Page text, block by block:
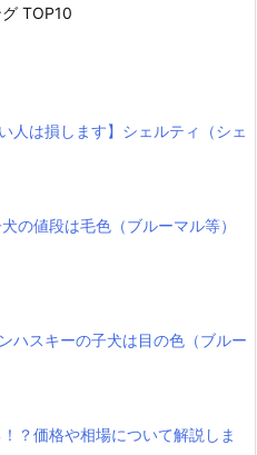
TOP10
い人は損します】シェルティ（シェ
の値段は毛色（ブルーマル等）
ハスキーの子犬は目の色（ブルー
？価格や相場について解説しま